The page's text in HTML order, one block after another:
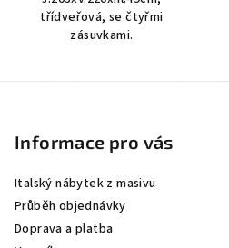
třídveřová, se čtyřmi
zásuvkami.
Informace pro vás
Italský nábytek z masivu
Průběh objednávky
Doprava a platba